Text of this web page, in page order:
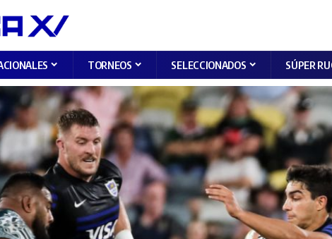
TORNEOS SELECCIONADOS SÚPER